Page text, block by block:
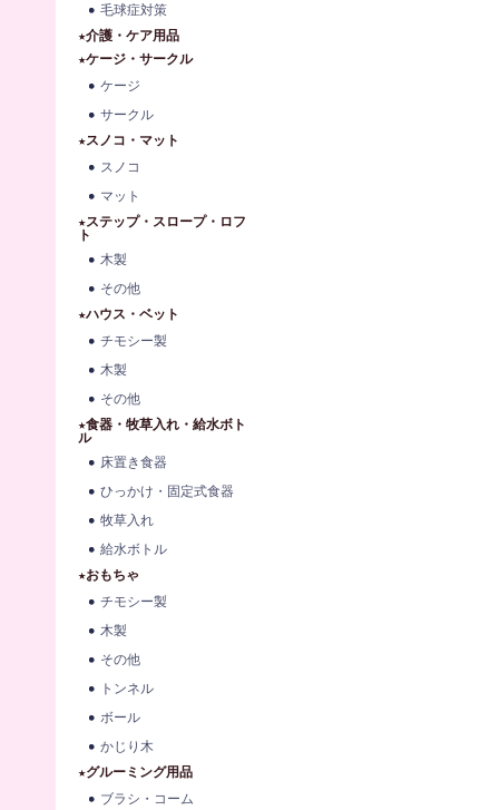
毛球症対策
★介護・ケア用品
★ケージ・サークル
ケージ
サークル
★スノコ・マット
スノコ
マット
★ステップ・スロープ・ロフ
ト
木製
その他
★ハウス・ベット
チモシー製
木製
その他
★食器・牧草入れ・給水ボト
ル
床置き食器
ひっかけ・固定式食器
牧草入れ
給水ボトル
★おもちゃ
チモシー製
木製
その他
トンネル
ボール
かじり木
★グルーミング用品
ブラシ・コーム